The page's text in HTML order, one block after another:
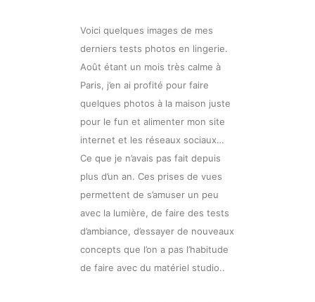
Voici quelques images de mes
derniers tests photos en lingerie.
Août étant un mois très calme à
Paris, j’en ai profité pour faire
quelques photos à la maison juste
pour le fun et alimenter mon site
internet et les réseaux sociaux…
Ce que je n’avais pas fait depuis
plus d’un an. Ces prises de vues
permettent de s’amuser un peu
avec la lumière, de faire des tests
d’ambiance, d’essayer de nouveaux
concepts que l’on a pas l’habitude
de faire avec du matériel studio..